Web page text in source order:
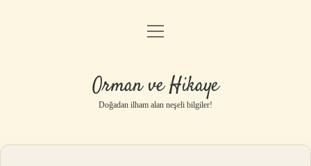
Anasayfa
Yasal Uyarı
menüyü
Orman ve Hikaye
Doğadan ilham alan neşeli bilgiler!